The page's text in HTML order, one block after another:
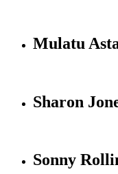
Mulatu
Sharon
Sonny